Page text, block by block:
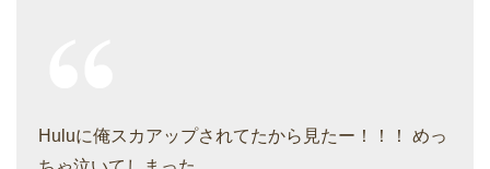
Huluに俺スカアップされてたから見たー！！！ めっ